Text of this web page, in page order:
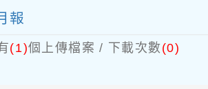
報
(1)個上傳檔案 / 下載次數(0)